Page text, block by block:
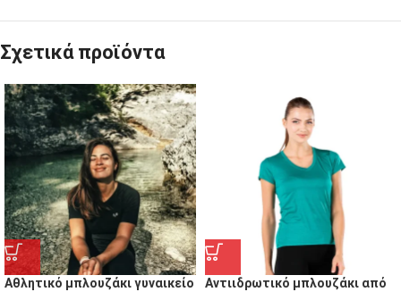
Σχετικά προϊόντα
Αθλητικό μπλουζάκι γυναικείο
Αντιιδρωτικό μπλουζάκι από